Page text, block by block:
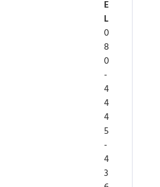
E
L
0
8
0
-
4
4
4
5
-
4
3